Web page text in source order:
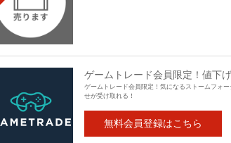
ゲームトレード会員限定！値下
ゲームトレード会員限定！気になるストームフォ
せが受け取れる！
無料会員登録はこちら